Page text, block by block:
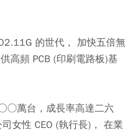
的世代， 加快五倍無
高頻 PCB (印刷電路板)基
萬台，成長率高達二六
女性 CEO (執行長)， 在業